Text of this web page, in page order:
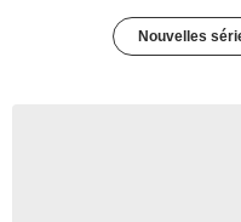
Nouvelles